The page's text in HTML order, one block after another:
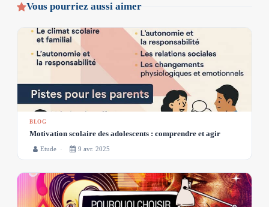
Vous pourriez aussi aimer
BLOG
Motivation scolaire des adolescents : comprendre et agir
Etude · 9 avr. 2025